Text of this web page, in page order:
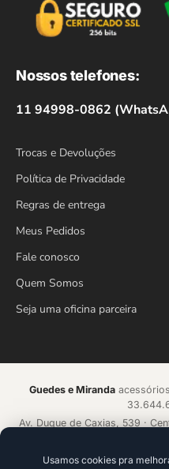
Nossos telefones:
11 94998-0862
Trocas e Devoluções
Política de Privacidade
Regras de entrega
Meus Pedidos
Fale conosco
Quem Somos
Seja uma oficina parceira
Guedes e Mirandaacessórios
Av. Duque de Caxias, 539 ·
Usamos cookies pra